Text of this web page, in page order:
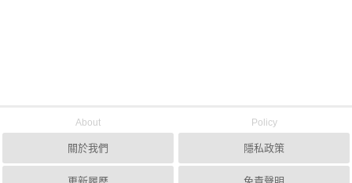
About
關於我們
Policy
隱私政策